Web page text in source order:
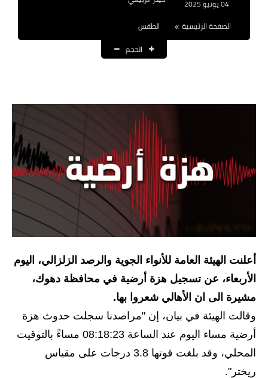
العقود والاجور اليومية
المنح المالية
قطع الاراضي
اخبار العراق
الاخبار السياسية
الاخبار الامنية
الاخبار الاقتصادية
الاخبار الرياضية
المدارس
04 يونيو 2025
الصفحة الرئيسية
الطقس
الحجم
أعلنت الهيئة العامة للأنواء الجوية والرصد الزلزالي، اليوم
الأربعاء، عن تسجيل هزة أرضية في محافظة دهوك،
مشيرة الى ان الأهالي شعروا بها.
وقالت الهيئة في بيان، إن "مراصدنا سجلت حدوث هزة
أرضية مساء اليوم عند الساعة 08:18:23 مساءً بالتوقيت
المحلي، وقد بلغت قوتها 3.8 درجات على مقياس
ريختر".